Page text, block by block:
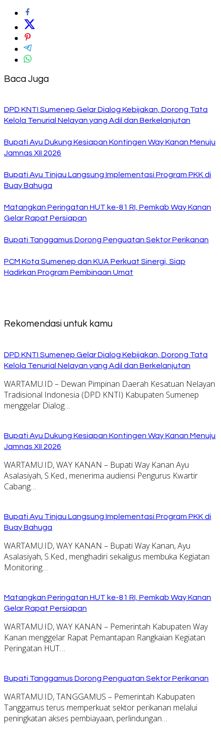
Baca Juga
DPD KNTI Sumenep Gelar Dialog Kebijakan, Dorong Tata
Kelola Tenurial Nelayan yang Adil dan Berkelanjutan
Bupati Ayu Dukung Kesiapan Kontingen Way Kanan Menuju
Jamnas XII 2026
Bupati Ayu Tinjau Langsung Implementasi Program PKK di
Buay Bahuga
Matangkan Peringatan HUT ke-81 RI, Pemkab Way Kanan
Gelar Rapat Persiapan
Bupati Tanggamus Dorong Penguatan Sektor Perikanan
PCM Kota Sumenep dan KUA Perkuat Sinergi, Siap
Hadirkan Program Pembinaan Umat
Rekomendasi untuk kamu
DPD KNTI Sumenep Gelar Dialog Kebijakan, Dorong Tata
Kelola Tenurial Nelayan yang Adil dan Berkelanjutan
WARTAMU.ID – Dewan Pimpinan Daerah Kesatuan Nelayan
Tradisional Indonesia (DPD KNTI) Kabupaten Sumenep
menggelar Dialog…
Bupati Ayu Dukung Kesiapan Kontingen Way Kanan Menuju
Jamnas XII 2026
WARTAMU.ID, WAY KANAN – Bupati Way Kanan Ayu
Asalasiyah, S.Ked., menerima audiensi Pengurus Kwartir
Cabang…
Bupati Ayu Tinjau Langsung Implementasi Program PKK di
Buay Bahuga
WARTAMU.ID, WAY KANAN – Bupati Way Kanan, Ayu
Asalasiyah, S.Ked., menghadiri sekaligus membuka Kegiatan
Monitoring…
Matangkan Peringatan HUT ke-81 RI, Pemkab Way Kanan
Gelar Rapat Persiapan
WARTAMU.ID, WAY KANAN – Pemerintah Kabupaten Way
Kanan menggelar Rapat Pemantapan Rangkaian Kegiatan
Peringatan HUT…
Bupati Tanggamus Dorong Penguatan Sektor Perikanan
WARTAMU.ID, TANGGAMUS – Pemerintah Kabupaten
Tanggamus terus memperkuat sektor perikanan melalui
peningkatan akses pembiayaan, perlindungan…